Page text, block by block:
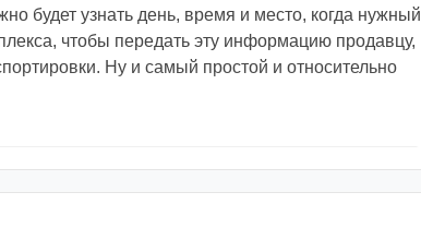
будет узнать день, время и место, когда нужный
чтобы передать эту информацию продавцу,
Ну и самый простой и относительно